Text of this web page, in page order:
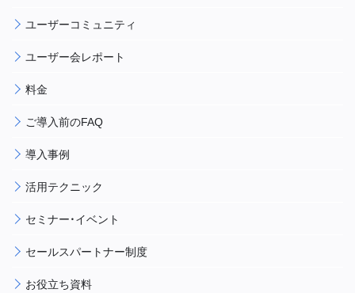
ユーザーコミュニティ
ユーザー会レポート
料金
ご導入前のFAQ
導入事例
活用テクニック
セミナー・イベント
セールスパートナー制度
お役立ち資料